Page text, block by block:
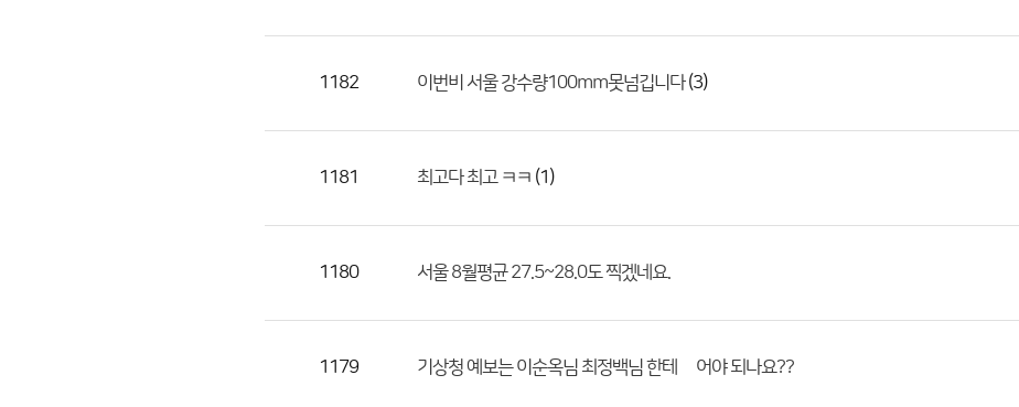
성
1182 이번비 서울 강수량100mm못넘깁니다(3)
1181 최고다 최고 ㅋㅋ (1)
1180 서울 8월평균 27.5~28.0도 찍겠네요.
1179 기상청 예보는 이순옥님 최정백님 한테 밎어야 되나요??